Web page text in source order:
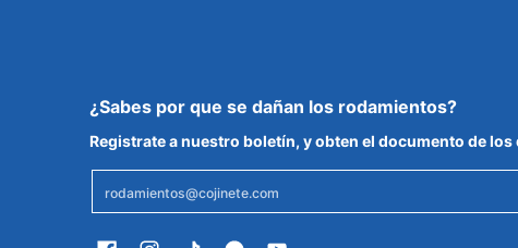
¿Sabes por que se dañan los rodamientos?
Registrate a nuestro boletín, y obten el documento de